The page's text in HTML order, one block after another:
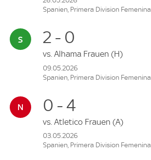
Spanien, Primera Division Femenina
2 - 0
vs. Alhama Frauen (H)
09.05.2026
Spanien, Primera Division Femenina
0 - 4
vs. Atletico Frauen (A)
03.05.2026
Spanien, Primera Division Femenina